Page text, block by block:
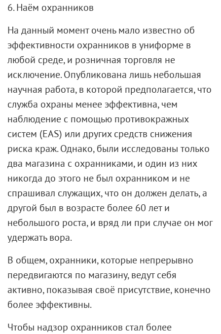
6. Наём охранников
На данный момент очень мало известно об
эффективности охранников в униформе в
любой среде, и розничная торговля не
исключение. Опубликована лишь небольшая
научная работа, в которой предполагается, что
служба охраны менее эффективна, чем
наблюдение с помощью противокражных
систем (EAS) или других средств снижения
риска краж. Однако, были исследованы только
два магазина с охранниками, и один из них
никогда до этого не был охранником и не
спрашивал служащих, что он должен делать, а
другой был в возрасте более 60 лет и
небольшого роста, и вряд ли при случае он мог
удержать вора.
В общем, охранники, которые непрерывно
передвигаются по магазину, ведут себя
активно, показывая своё присутствие, конечно
более эффективны.
Чтобы надзор охранников стал более